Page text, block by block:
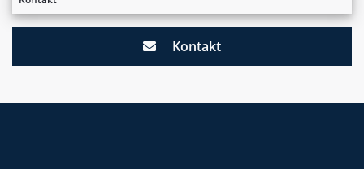
Kontakt